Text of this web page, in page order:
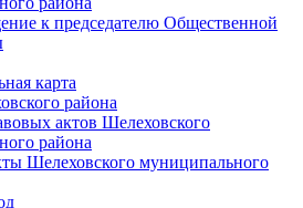
к председателю Общественной
карта
района
актов Шелеховского
района
Шелеховского муниципального